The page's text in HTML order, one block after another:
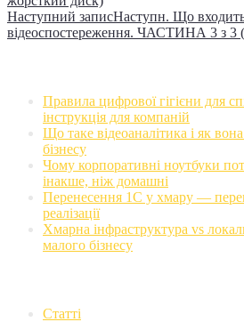
Наступний записНаступн. Що
відеоспостереження. ЧАСТИНА 3 з
Правила цифрової гігієни для
інструкція для компаній
Що таке відеоаналітика і як
бізнесу
Чому корпоративні ноутбуки
інакше, ніж домашні
Перенесення 1С у хмару —
реалізації
Хмарна інфраструктура vs
малого бізнесу
Статті